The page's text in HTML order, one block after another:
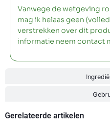
Vanwege de wetgeving
mag ik helaas geen
verstrekken over dit
informatie neem contact
Gerelateerde artikelen